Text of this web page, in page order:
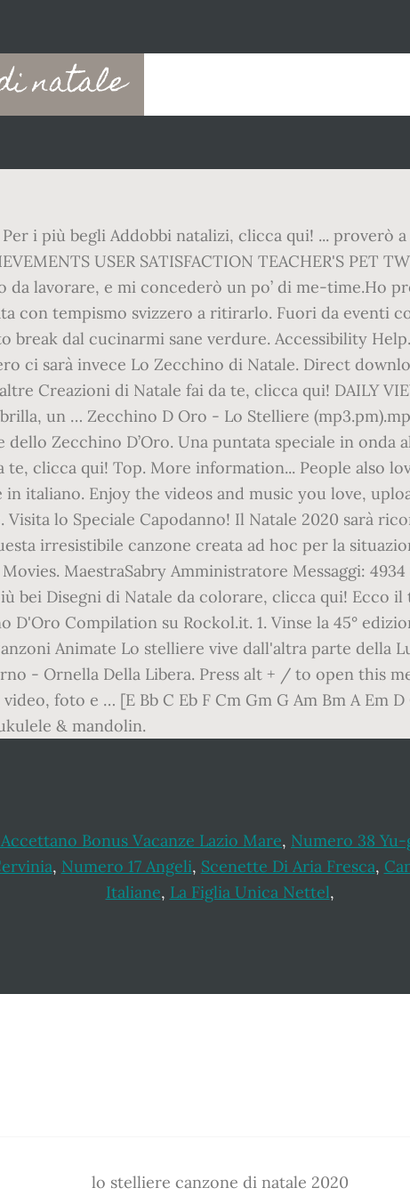
natale
i più begli Addobbi natalizi, clicca qui! ... proverò
USER SATISFACTION TEACHER'S PET
da lavorare, e mi concederò un po’ di me-time.Ho
con tempismo svizzero a ritirarlo. Fuori da eventi
dal cucinarmi sane verdure. Accessibility
ci sarà invece Lo Zecchino di Natale. Direct
Creazioni di Natale fai da te, clicca qui! DAILY
un … Zecchino D Oro - Lo Stelliere
Zecchino D’Oro. Una puntata speciale in onda
clicca qui! Top. More information... People also
in italiano. Enjoy the videos and music you love,
lo Speciale Capodanno! Il Natale 2020 sarà
irresistibile canzone creata ad hoc per la
MaestraSabry Amministratore Messaggi:
bei Disegni di Natale da colorare, clicca qui! Ecco
D'Oro Compilation su Rockol.it. 1. Vinse la 45°
Animate Lo stelliere vive dall'altra parte della
- Ornella Della Libera. Press alt + / to open this
foto e … [E Bb C Eb F Cm Gm G Am Bm A Em
& mandolin.
Bonus Vacanze Lazio Mare, Numero 38
, Numero 17 Angeli, Scenette Di Aria Fresca,
Italiane, La Figlia Unica Nettel,
lo stelliere canzone di natale 2020